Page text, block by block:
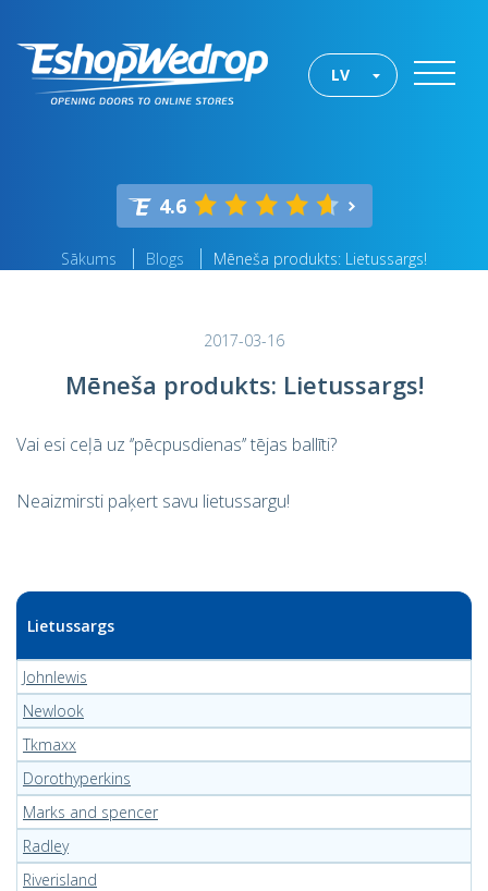
LV
4.6
Sākums Blogs Mēneša produkts: Lietussargs!
2017-03-16
Mēneša produkts: Lietussargs!
Vai esi ceļā uz ‘’pēcpusdienas’’ tējas ballīti?
Neaizmirsti paķert savu lietussargu!
Lietussargs
Johnlewis
Newlook
Tkmaxx
Dorothyperkins
Marks and spencer
Radley
Riverisland